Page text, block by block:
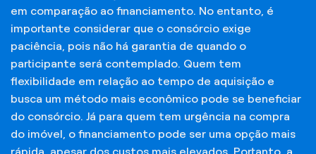
em comparação ao financiamento. No entanto, é
importante considerar que o consórcio exige
paciência, pois não há garantia de quando o
participante será contemplado. Quem tem
flexibilidade em relação ao tempo de aquisição e
busca um método mais econômico pode se beneficiar
do consórcio. Já para quem tem urgência na compra
do imóvel, o financiamento pode ser uma opção mais
rápida, apesar dos custos mais elevados. Portanto, a